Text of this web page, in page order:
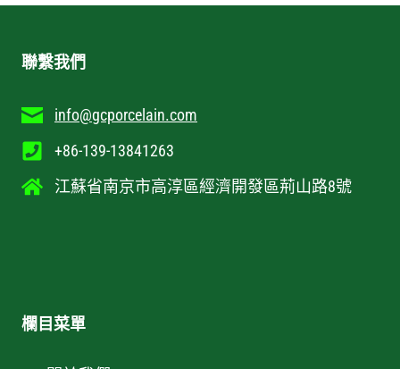
聯繫我們
info@gcporcelain.com
+86-139-13841263
江蘇省南京市高淳區經濟開發區荊山路8號
欄目菜單